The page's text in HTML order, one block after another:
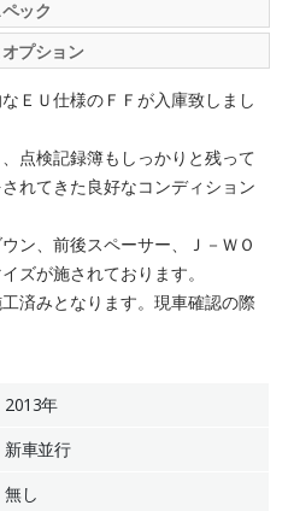
ック
プション
ＥＵ仕様のＦＦが入庫致しまし
点検記録簿もしっかりと残って
れてきた良好なコンディション
ン、前後スペーサー、Ｊ－ＷＯ
ズが施されております。
済みとなります。現車確認の際
2013年
新車並行
無し